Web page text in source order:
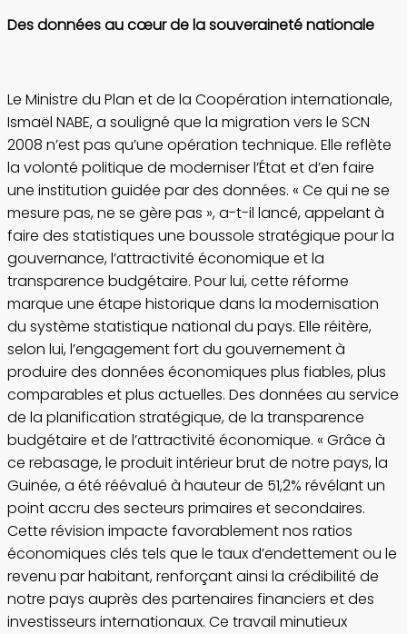
Des données au cœur de la souveraineté nationale
Le Ministre du Plan et de la Coopération internationale,
Ismaël NABE, a souligné que la migration vers le SCN
2008 n’est pas qu’une opération technique. Elle reflète
la volonté politique de moderniser l’État et d’en faire
une institution guidée par des données. « Ce qui ne se
mesure pas, ne se gère pas », a-t-il lancé, appelant à
faire des statistiques une boussole stratégique pour la
gouvernance, l’attractivité économique et la
transparence budgétaire. Pour lui, cette réforme
marque une étape historique dans la modernisation
du système statistique national du pays. Elle réitère,
selon lui, l’engagement fort du gouvernement à
produire des données économiques plus fiables, plus
comparables et plus actuelles. Des données au service
de la planification stratégique, de la transparence
budgétaire et de l’attractivité économique. « Grâce à
ce rebasage, le produit intérieur brut de notre pays, la
Guinée, a été réévalué à hauteur de 51,2% révélant un
point accru des secteurs primaires et secondaires.
Cette révision impacte favorablement nos ratios
économiques clés tels que le taux d’endettement ou le
revenu par habitant, renforçant ainsi la crédibilité de
notre pays auprès des partenaires financiers et des
investisseurs internationaux. Ce travail minutieux